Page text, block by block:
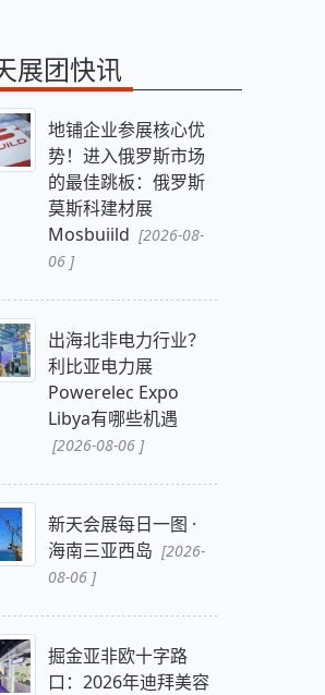
展团快讯
地铺企业参展核心优
势！进入俄罗斯市场
的最佳跳板：俄罗斯
莫斯科建材展
Mosbuiild [2026-08-
06 ]
出海北非电力行业？
利比亚电力展
Powerelec Expo
Libya有哪些机遇
[2026-08-06 ]
新天会展每日一图 ·
海南三亚西岛 [2026-
08-06 ]
掘金亚非欧十字路
口：2026年迪拜美容